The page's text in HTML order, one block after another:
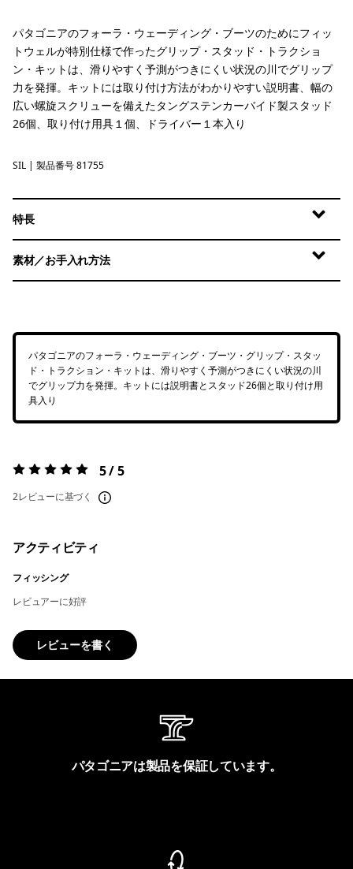
パタゴニアのフォーラ・ウェーディング・ブーツのためにフィッ
トウェルが特別仕様で作ったグリップ・スタッド・トラクショ
ン・キットは、滑りやすく予測がつきにくい状況の川でグリップ
力を発揮。キットには取り付け方法がわかりやすい説明書、幅の
広い螺旋スクリューを備えたタングステンカーバイド製スタッド
26個、取り付け用具１個、ドライバー１本入り
Silver
SIL | 製品番号 81755
特長
素材／お手入れ方法
パタゴニアのフォーラ・ウェーディング・ブーツ・グリップ・スタッ
ド・トラクション・キットは、滑りやすく予測がつきにくい状況の川
でグリップ力を発揮。キットには説明書とスタッド26個と取り付け用
具入り
評価:5 / 5 5 / 5
2レビューに基づく
アクティビティ
フィッシング
レビュアーに好評
レビューを書く
パタゴニアは製品を保証しています。